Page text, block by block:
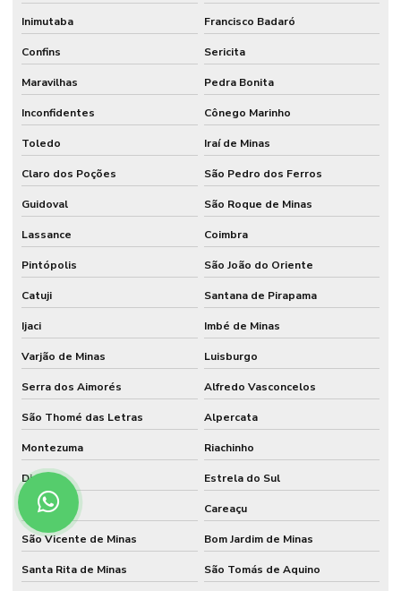
Inimutaba Francisco Badaró
Confins Sericita
Maravilhas Pedra Bonita
Inconfidentes Cônego Marinho
Toledo Iraí de Minas
Claro dos Poções São Pedro dos Ferros
Guidoval São Roque de Minas
Lassance Coimbra
Pintópolis São João do Oriente
Catuji Santana de Pirapama
Ijaci Imbé de Minas
Varjão de Minas Luisburgo
Serra dos Aimorés Alfredo Vasconcelos
São Thomé das Letras Alpercata
Montezuma Riachinho
Dionísio Estrela do Sul
Iguatama Careaçu
São Vicente de Minas Bom Jardim de Minas
Santa Rita de Minas São Tomás de Aquino